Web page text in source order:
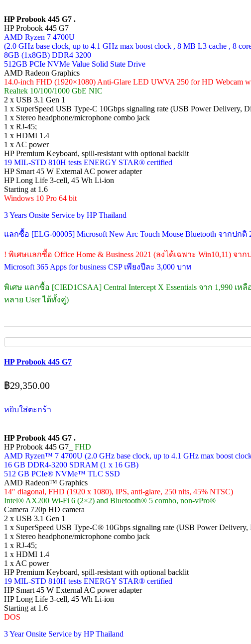
HP Probook 445 G7 .
HP Probook 445 G7
AMD Ryzen 7 4700U
(2.0 GHz base clock, up to 4.1 GHz max boost clock , 8 MB L3 cache , 8
8GB (1x8GB) DDR4 3200
512GB PCIe NVMe Value Solid State Drive
AMD Radeon Graphics
14.0-inch FHD (1920×1080) Anti-Glare LED UWVA 250 for HD Webcam
Realtek 10/100/1000 GbE NIC
2 x USB 3.1 Gen 1
1 x SuperSpeed USB Type-C 10Gbps signaling rate (USB Power Delivery,
1 x Stereo headphone/microphone combo jack
1 x RJ-45;
1 x HDMI 1.4
1 x AC power
HP Premium Keyboard, spill-resistant with optional backlit
19 MIL-STD 810H tests ENERGY STAR® certified
HP Smart 45 W External AC power adapter
HP Long Life 3-cell, 45 Wh Li-ion
Starting at 1.6
Windows 10 Pro 64 bit
3 Years Onsite Service by HP Thailand
แลกซื้อ [ELG-00005] Microsoft New Arc Touch Mouse Bluetooth จากปก
! พิเศษแลกซื้อ Office Home & Business 2021 (ลงได้เฉพาะ Win10,11) จ
Microsoft 365 Apps for business CSP เพียงปีละ 3,000 บาท
พิเศษ แลกซื้อ [CIED1CSAA] Central Intercept X Essentials จาก 1,990 เ
หลาย User ได้ทั้งคู่)
HP Probook 445 G7
฿29,350.00
หยิบใส่ตะกร้า
HP Probook 445 G7 .
HP Probook 445 G7_ FHD
AMD Ryzen™ 7 4700U (2.0 GHz base clock, up to 4.1 GHz max boost
16 GB DDR4-3200 SDRAM (1 x 16 GB)
512 GB PCIe® NVMe™ TLC SSD
AMD Radeon™ Graphics
14″ diagonal, FHD (1920 x 1080), IPS, anti-glare, 250 nits, 45% NTSC)
Intel® AX200 Wi-Fi 6 (2×2) and Bluetooth® 5 combo, non-vPro®
Camera 720p HD camera
2 x USB 3.1 Gen 1
1 x SuperSpeed USB Type-C® 10Gbps signaling rate (USB Power
1 x Stereo headphone/microphone combo jack
1 x RJ-45;
1 x HDMI 1.4
1 x AC power
HP Premium Keyboard, spill-resistant with optional backlit
19 MIL-STD 810H tests ENERGY STAR® certified
HP Smart 45 W External AC power adapter
HP Long Life 3-cell, 45 Wh Li-ion
Starting at 1.6
DOS
3 Year Onsite Service by HP Thailand